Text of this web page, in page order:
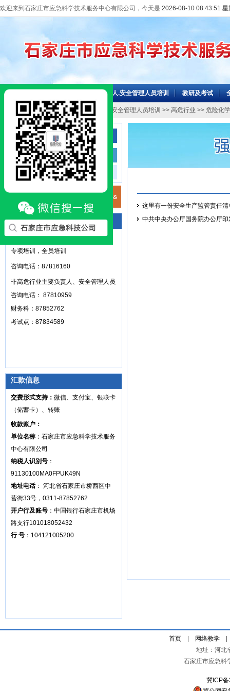
欢迎来到石家庄市应急科学技术服务中心有限公司，今天是:2026-08-10 08:43:51 星
主要负责人.安全管理人员培训 教研及考试
当前位置：网站首页 >> 主要负责人.安全管理人员培训 >> 高危行业 >> 危险化
主要负责人.安全管理人员培训
高危行业
非高危行业
咨询电话
高危行业主要负责人和安全管理人员，
专项培训，全员培训
咨询电话：87816160
非高危行业主要负责人、安全管理人员
咨询电话： 87810959
财务科：87852762
考试点：87834589
汇款信息
交费形式支持： 微信、支付宝、银联卡
（储蓄卡）、转账
收款账户：
单位名称 ：石家庄市应急科学技术服务
中心有限公司
纳税人识别号 ：
91130100MA0FPUK49N
地址电话： 河北省石家庄市桥西区中
营街33号，0311-87852762
开户行及账号 ：中国银行石家庄市机场
路支行101018052432
行 号 ：104121005200
这里有一份安全生产监管责任
中共中央办公厅国务院办公厅
首页 网络教学
地址：河北
石家庄市应急科
冀ICP